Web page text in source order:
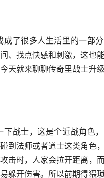
了很多人生活里的一部
、找点快感和刺激，这也
天就来聊聊传奇里战士升
战士，这是个近战角色
到法师或者道士这类角色
击时，人家会拉开距离，
躲开伤害。所以前期得猥